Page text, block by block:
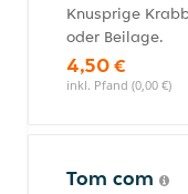
Knusprige
oder Beilage.
4,50 €
inkl. Pfand (0,00 €)
Tom com